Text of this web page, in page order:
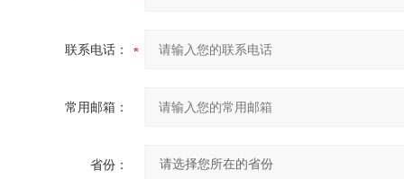
联系电话：
常用邮箱：
省份：